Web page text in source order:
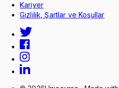
Kariyer
Gizlilik, Şartlar ve Koşullar